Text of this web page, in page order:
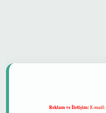
Reklam ve İletişim:E-mail: